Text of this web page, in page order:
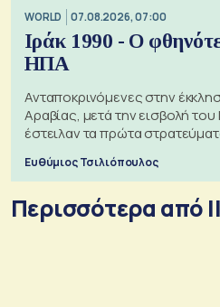
WORLD 07.08.2026, 07:00
Ιράκ 1990 - Ο
ΗΠΑ
Ανταποκρινόμενες στην
Αραβίας, μετά την εισβολή του
έστειλαν τα πρώτα
Ευθύμιος Τσιλιόπουλος
Περισσότερα από